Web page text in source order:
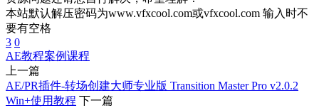
本站默认解压密码为www.vfxcool.com或vfxcool.com 输入时不
要有空格
3 0
AE教程案例课程
上一篇
AE/PR插件-转场创建大师专业版 Transition Master Pro v2.0.2
Win+使用教程 下一篇